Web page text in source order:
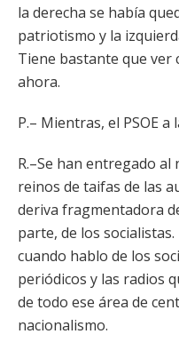
la derecha se había
patriotismo y la
Tiene bastante que ver
ahora.
P.– Mientras, el PSOE a
R.–Se han entregado
reinos de taifas de las
deriva fragmentadora
parte, de los
cuando hablo de los
periódicos y las radios
de todo ese área de
nacionalismo.